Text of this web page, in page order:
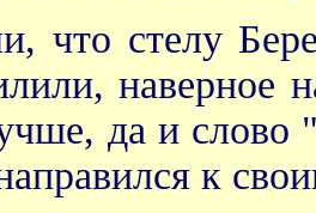
что стелу
наверное
да и слово
к